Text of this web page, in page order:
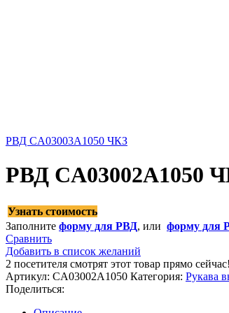
РВД CA03003A1050 ЧКЗ
РВД CA03002A1050
Узнать стоимость
Заполните форму для РВД, или форму для
Сравнить
Добавить в список желаний
2 посетителя смотрят этот товар прямо сейчас!
Артикул: CA03002A1050 Категория: Рукава
Поделиться: